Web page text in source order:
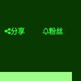
分享 粉丝